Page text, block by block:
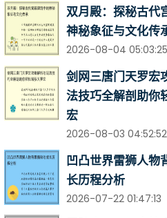
双月殿：探秘古代
神秘象征与文化传
2026-08-04 05:03:25
剑网三唐门天罗宏
法技巧全解剖助你
宏
2026-08-03 04:52:52
凹凸世界雷狮人物
长历程分析
2026-07-22 01:47:13